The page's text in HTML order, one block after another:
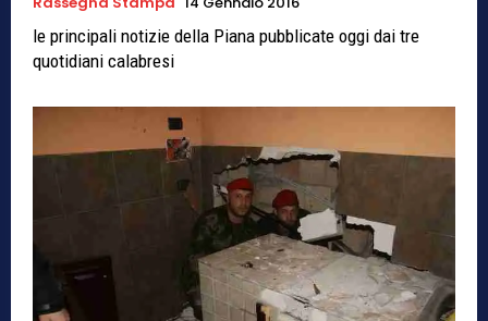
le principali notizie della Piana pubblicate oggi dai tre
quotidiani calabresi